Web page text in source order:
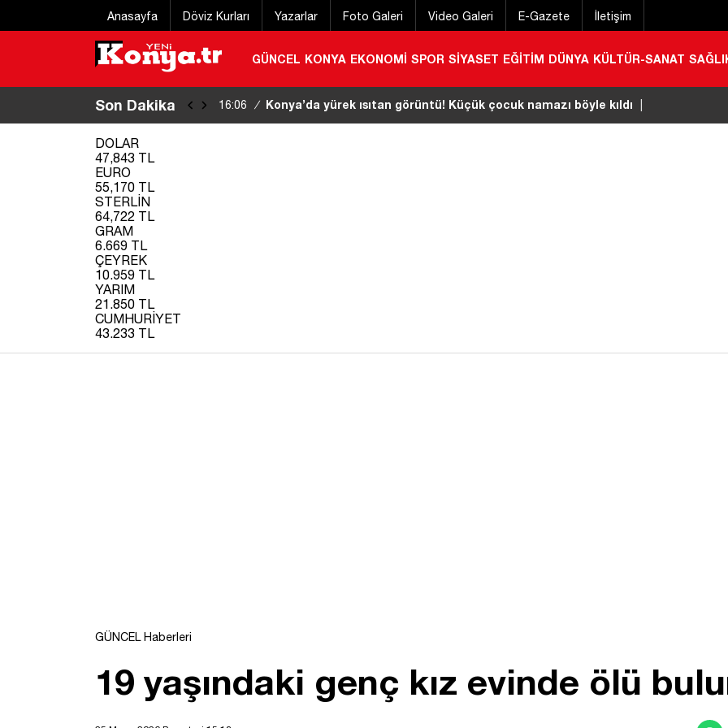
Anasayfa Döviz Kurları Yazarlar Foto Galeri Video Galeri E-Gazete İletişim
GÜNCEL KONYA EKONOMİ SPOR SİYASET EĞİTİM DÜNYA KÜLTÜR-SANAT
Son Dakika 16:00 / Yolcu otobüsünün çarptığı kadın ağır yaralandı |
DOLAR
47,843 TL
EURO
55,170 TL
STERLİN
64,722 TL
GRAM
6.669 TL
ÇEYREK
10.959 TL
YARIM
21.850 TL
CUMHURİYET
43.233 TL
GÜNCEL Haberleri
19 yaşındaki genç kız evinde ölü